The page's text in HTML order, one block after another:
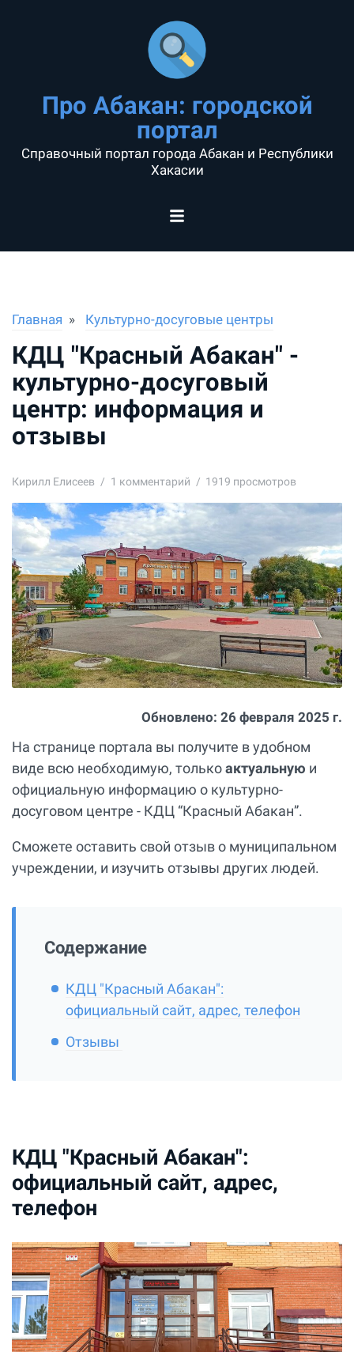
Про Абакан: городской
портал
Справочный портал города Абакан и Республики
Хакасии
Главная Культурно-досуговые центры
КДЦ "Красный Абакан" -
культурно-досуговый
центр: информация и
отзывы
Кирилл Елисеев 1 комментарий 1919 просмотров
Обновлено: 26 февраля 2025 г.
На странице портала вы получите в удобном
виде всю необходимую, толькоактуальную и
официальную информацию о культурно-
досуговом центре - КДЦ “Красный Абакан”.
Сможете оставить свой отзыв о муниципальном
учреждении, и изучить отзывы других людей.
Содержание
КДЦ "Красный Абакан":
официальный сайт, адрес, телефон
Отзывы
КДЦ "Красный Абакан":
официальный сайт, адрес,
телефон